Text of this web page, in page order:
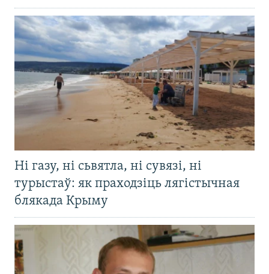
Ні газу, ні сьвятла, ні сувязі, ні
турыстаў: як праходзіць лягістычная
блякада Крыму